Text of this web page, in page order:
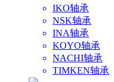
IKO轴承
NSK轴承
INA轴承
KOYO轴承
NACHI轴承
TIMKEN轴承